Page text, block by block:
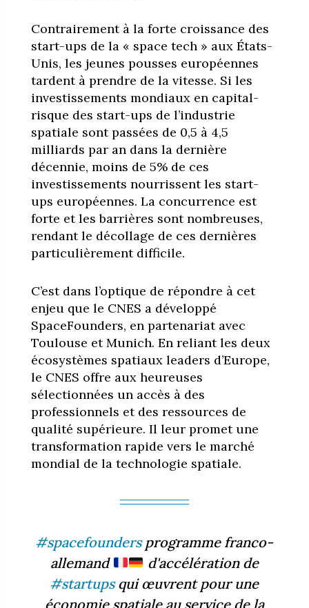
Contrairement à la forte croissance des
start-ups de la « space tech » aux États-
Unis, les jeunes pousses européennes
tardent à prendre de la vitesse. Si les
investissements mondiaux en capital-
risque des start-ups de l’industrie
spatiale sont passées de 0,5 à 4,5
milliards par an dans la dernière
décennie, moins de 5% de ces
investissements nourrissent les start-
ups européennes. La concurrence est
forte et les barrières sont nombreuses,
rendant le décollage de ces dernières
particulièrement difficile.
C’est dans l’optique de répondre à cet
enjeu que le CNES a développé
SpaceFounders, en partenariat avec
Toulouse et Munich. En reliant les deux
écosystèmes spatiaux leaders d’Europe,
le CNES offre aux heureuses
sélectionnées un accès à des
professionnels et des ressources de
qualité supérieure. Il leur promet une
transformation rapide vers le marché
mondial de la technologie spatiale.
#spacefoundersprogramme franco-
allemand
d'accélération de
#startupsqui œuvrent pour une
économie spatiale au service de la